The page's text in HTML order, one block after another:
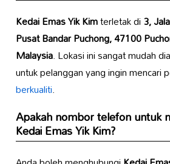
Kedai Emas Yik Kimterletak di3,
Pusat Bandar Puchong, 47100
Malaysia. Lokasi ini sangat mudah
untuk pelanggan yang ingin mencari
berkualiti.
Apakah nombor telefon untuk
Kedai Emas Yik Kim?